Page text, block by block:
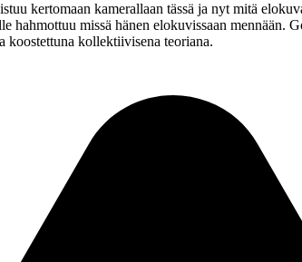
kertomaan kamerallaan tässä ja nyt mitä
hahmottuu missä hänen elokuvissaan
koostettuna kollektiivisena teoriana.